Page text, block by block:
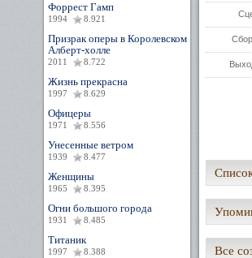
Форрест Гамп
1994 8.921
Призрак оперы в Королевском
Алберт-холле
2011 8.722
Жизнь прекрасна
1997 8.629
Офицеры
1971 8.556
Унесенные ветром
1939 8.477
Женщины
1965 8.395
Огни большого города
1931 8.485
Титаник
1997 8.388 Все